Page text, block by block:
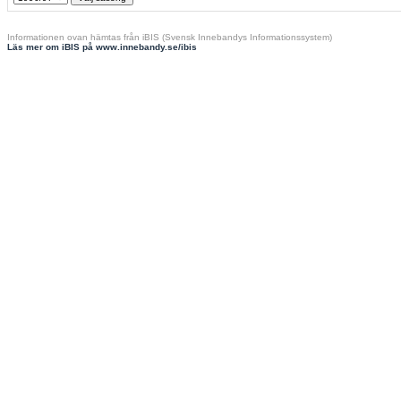
Informationen ovan hämtas från iBIS (Svensk Innebandys Informationssystem)
Läs mer om iBIS på www.innebandy.se/ibis